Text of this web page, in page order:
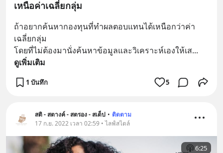
เหนือค่าเฉลี่ยกลุ่ม
ถ้าอยากค้นหากองทุนที่ทำผลตอบแทนได้เหนือกว่าค่า
เฉลี่ยกลุ่ม
โดยที่ไม่ต้องมานั่งค้นหาข้อมูลและวิเคราะห์เองให้เส...
ดูเพิ่มเติม
1 บันทึก 5
สติ - สตางค์ - สตรอง - สเต็ป • ติดตาม
17 ก.ย. 2022 เวลา 02:59 • ไลฟ์สไตล์
6:25